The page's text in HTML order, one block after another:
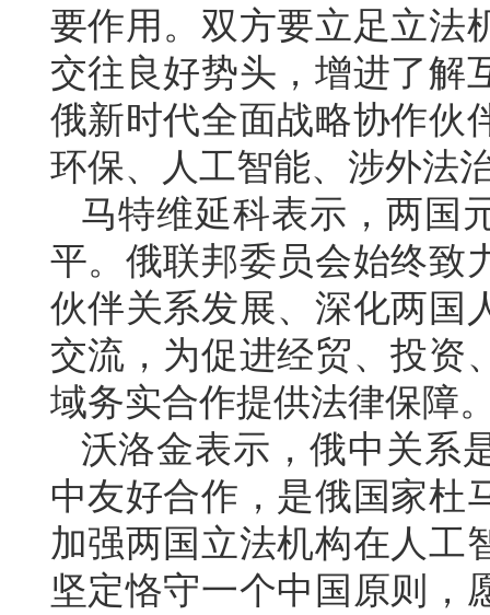
要作用。双方要立足立法
交往良好势头，增进了解
俄新时代全面战略协作伙
环保、人工智能、涉外法
马特维延科表示，两国
平。俄联邦委员会始终致
伙伴关系发展、深化两国
交流，为促进经贸、投资
域务实合作提供法律保障
沃洛金表示，俄中关系
中友好合作，是俄国家杜
加强两国立法机构在人工
坚定恪守一个中国原则，